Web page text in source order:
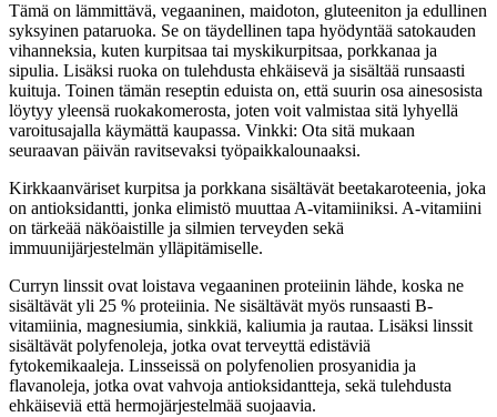
Tämä on lämmittävä, vegaaninen, maidoton, gluteeniton ja edullinen
syksyinen pataruoka. Se on täydellinen tapa hyödyntää satokauden
vihanneksia, kuten kurpitsaa tai myskikurpitsaa, porkkanaa ja
sipulia. Lisäksi ruoka on tulehdusta ehkäisevä ja sisältää runsaasti
kuituja. Toinen tämän reseptin eduista on, että suurin osa ainesosista
löytyy yleensä ruokakomerosta, joten voit valmistaa sitä lyhyellä
varoitusajalla käymättä kaupassa. Vinkki: Ota sitä mukaan
seuraavan päivän ravitsevaksi työpaikkalounaaksi.
Kirkkaanväriset kurpitsa ja porkkana sisältävät beetakaroteenia, joka
on antioksidantti, jonka elimistö muuttaa A-vitamiiniksi. A-vitamiini
on tärkeää näköaistille ja silmien terveyden sekä
immuunijärjestelmän ylläpitämiselle.
Curryn linssit ovat loistava vegaaninen proteiinin lähde, koska ne
sisältävät yli 25 % proteiinia. Ne sisältävät myös runsaasti B-
vitamiinia, magnesiumia, sinkkiä, kaliumia ja rautaa. Lisäksi linssit
sisältävät polyfenoleja, jotka ovat terveyttä edistäviä
fytokemikaaleja. Linsseissä on polyfenolien prosyanidia ja
flavanoleja, jotka ovat vahvoja antioksidantteja, sekä tulehdusta
ehkäiseviä että hermojärjestelmää suojaavia.